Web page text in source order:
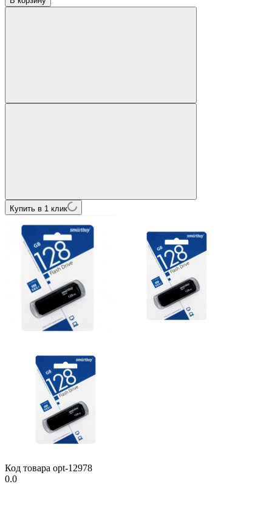
Купить в 1 клик
Код товара opt-12978
0.0